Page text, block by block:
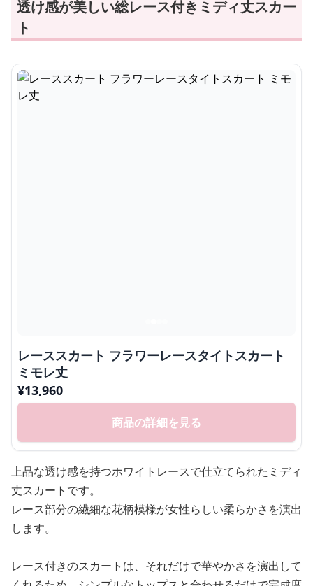
透け感が美しい総レース付きミディ丈スカー
ト
レーススカート フラワーレースタイトスカート
ミモレ丈
¥13,960
商品の詳細を見る
上品な透け感を持つホワイトレースで仕立てられたミディ
丈スカートです。
レース部分の繊細な花柄模様が女性らしい柔らかさを演出
します。
レース付きのスカートは、それだけで華やかさを演出して